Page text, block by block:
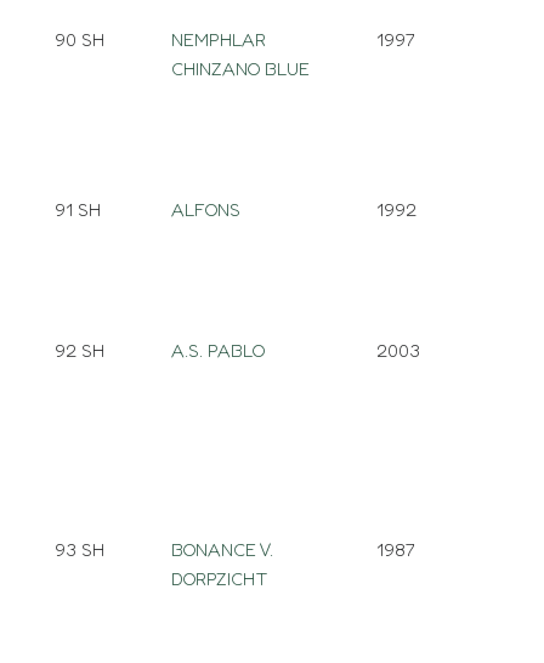
90 SH
NEMPHLAR
CHINZANO BLUE
1997
91 SH ALFONS 1992
92 SH A.S. PABLO 2003
93 SH
BONANCE V.
DORPZICHT
1987